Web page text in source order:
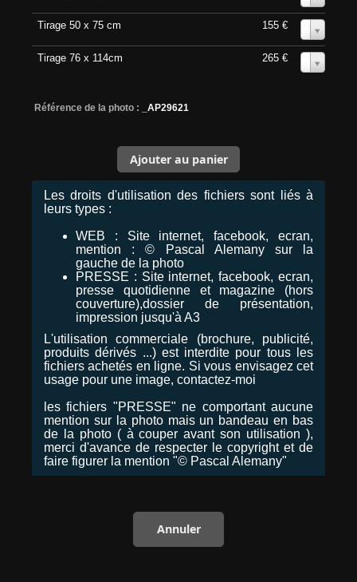
Tirage 50 x 75 cm 155 €
Tirage 76 x 114cm 265 €
Référence de la photo : _AP29621
Les droits d'utilisation des fichiers sont liés à
leurs types :
WEB : Site internet, facebook, ecran,
mention : © Pascal Alemany sur la
gauche de la photo
PRESSE : Site internet, facebook, ecran,
presse quotidienne et magazine (hors
couverture),dossier de présentation,
impression jusqu'à A3
L'utilisation commerciale (brochure, publicité,
produits dérivés ...) est interdite pour tous les
fichiers achetés en ligne. Si vous envisagez cet
usage pour une image, contactez-moi
les fichiers "PRESSE" ne comportant aucune
mention sur la photo mais un bandeau en bas
de la photo ( à couper avant son utilisation ),
merci d'avance de respecter le copyright et de
faire figurer la mention "© Pascal Alemany"
Annuler